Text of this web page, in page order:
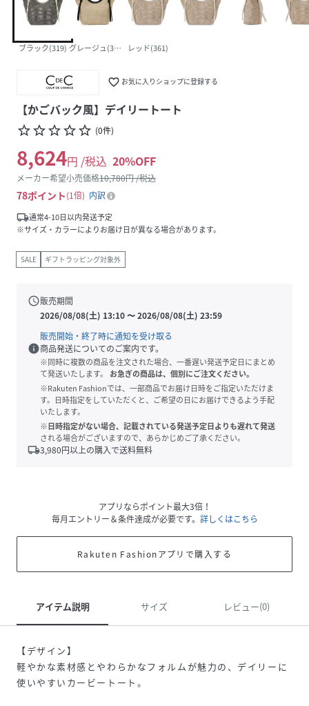
ブラック(319) グレージュ(350) レッド(361)
favorite_border お気に入りショップに登録する
【かごバック風】デイリートート
star_borderstar_borderstar_borderstar_borderstar_border (0件)
8,624円 /税込 20%OFF
メーカー希望小売価格10,780円 /税込
78ポイント 1倍
内訳
local_shipping通常4-10日以内発送予定
※サイズ・カラーによりお届け日が異なる場合があります。
SALE ギフトラッピング対象外
schedule販売期間
2026/08/08(土) 13:10〜2026/08/08(土) 23:59
販売開始・終了時に通知を受け取る
info商品発送についてのご案内です。
※同時に複数の商品を注文された場合、一番遅い発送予定日にまとめ
て発送いたします。
お急ぎの商品は、個別にご注文ください。
※Rakuten Fashionでは、一部商品でお届け日時をご指定いただけま
す。日時指定をしていただくと、ご希望の日にお届けできるよう手配
いたします。
※日時指定がない場合、記載されている発送予定日よりも遅れて発送
される場合がございますので、あらかじめご了承ください。
local_shipping3,980円以上の購入で送料無料
アプリならポイント最大3倍！
毎月エントリー＆条件達成が必要です。 詳しくはこちら
Rakuten Fashionアプリで購入する
アイテム説明 サイズ レビュー(0)
【デザイン】
軽やかな素材感とやわらかなフォルムが魅力の、デイリーに
使いやすいカービートート。